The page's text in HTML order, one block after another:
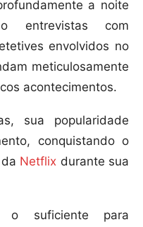
a noite
entrevistas com
envolvidos no
meticulosamente
acontecimentos.
sua popularidade
conquistando o
Netflix durante sua
o suficiente para